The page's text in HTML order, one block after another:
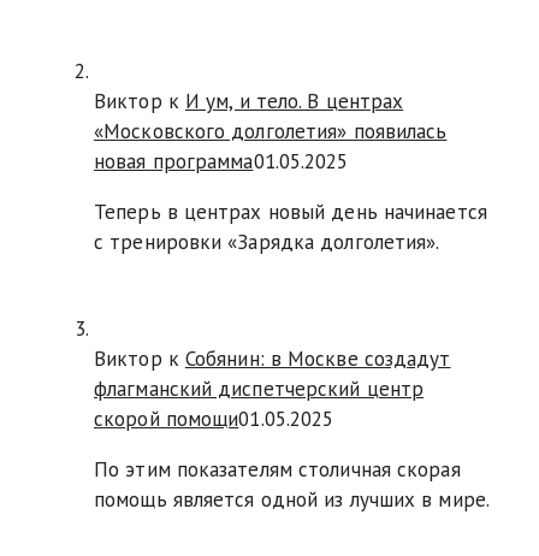
Виктор к И ум, и тело. В центрах
«Московского долголетия» появилась
новая программа01.05.2025
Теперь в центрах новый день начинается
с тренировки «Зарядка долголетия».
Виктор к Собянин: в Москве создадут
флагманский диспетчерский центр
скорой помощи01.05.2025
По этим показателям столичная скорая
помощь является одной из лучших в мире.